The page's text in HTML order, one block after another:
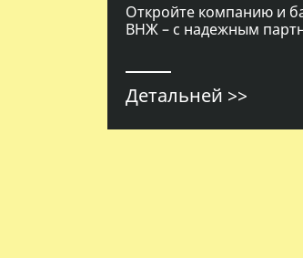
Откройте компанию и
ВНЖ – с надежным
Детальней >>